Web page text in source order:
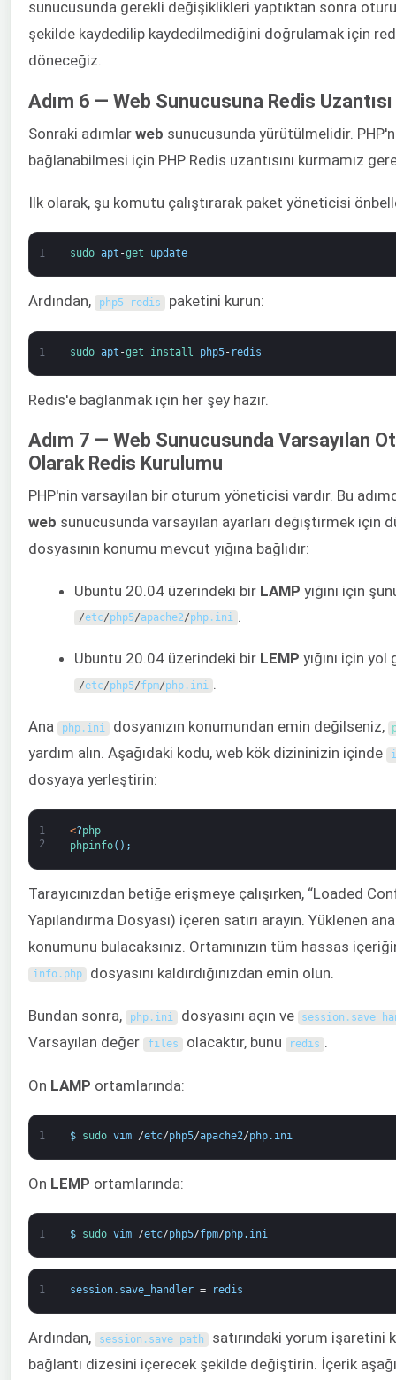
sunucusunda gerekli değişiklikleri yaptıktan sonra
şekilde kaydedilip kaydedilmediğini doğrulamak için
döneceğiz.
Adım 6 — Web Sunucusuna Redis
Sonraki adımlar web sunucusunda yürütülmelidir.
bağlanabilmesi için PHP Redis uzantısını kurmamız
İlk olarak, şu komutu çalıştırarak paket yöneticisi
1 sudo apt -get update
Ardından, php5 - redis paketini kurun:
1 sudo apt -get install php5- redis
Redis'e bağlanmak için her şey hazır.
Adım 7 — Web Sunucusunda Varsayılan
Olarak Redis Kurulumu
PHP'nin varsayılan bir oturum yöneticisi vardır. Bu
web sunucusunda varsayılan ayarları değiştirmek için
dosyasının konumu mevcut yığına bağlıdır:
Ubuntu 20.04 üzerindeki bir LAMP yığını için
/etc/php5/apache2/php. ini .
Ubuntu 20.04 üzerindeki bir LEMP yığını için
/etc/php5/fpm/php. ini .
Ana php. ini dosyanızın konumundan emin değilseniz,
yardım alın. Aşağıdaki kodu, web kök dizininizin içinde
dosyaya yerleştirin:
1
2
<?php
phpinfo( ) ;
Tarayıcınızdan betiğe erişmeye çalışırken, “Loaded
Yapılandırma Dosyası) içeren satırı arayın. Yüklenen
konumunu bulacaksınız. Ortamınızın tüm hassas
info. php dosyasını kaldırdığınızdan emin olun.
Bundan sonra, php. ini dosyasını açın ve session .
Varsayılan değer files olacaktır, bunu redis .
On LAMP ortamlarında:
1 $ sudo vim /etc/php5/apache2/php. ini
On LEMP ortamlarında:
1 $ sudo vim /etc/php5/fpm/php. ini
1 session. save_handler = redis
Ardından, session . save_path satırındaki yorum işaretini
bağlantı dizesini içerecek şekilde değiştirin. İçerik